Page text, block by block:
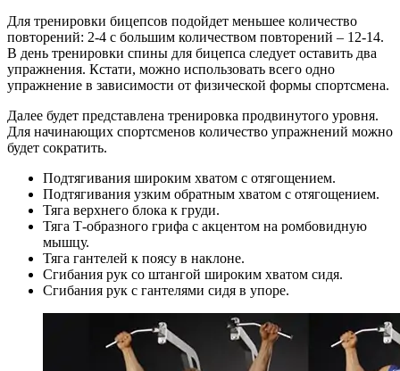
Для тренировки бицепсов подойдет меньшее количество
повторений: 2-4 с большим количеством повторений – 12-14.
В день тренировки спины для бицепса следует оставить два
упражнения. Кстати, можно использовать всего одно
упражнение в зависимости от физической формы спортсмена.
Далее будет представлена тренировка продвинутого уровня.
Для начинающих спортсменов количество упражнений можно
будет сократить.
Подтягивания широким хватом с отягощением.
Подтягивания узким обратным хватом с отягощением.
Тяга верхнего блока к груди.
Тяга Т-образного грифа с акцентом на ромбовидную
мышцу.
Тяга гантелей к поясу в наклоне.
Сгибания рук со штангой широким хватом сидя.
Сгибания рук с гантелями сидя в упоре.